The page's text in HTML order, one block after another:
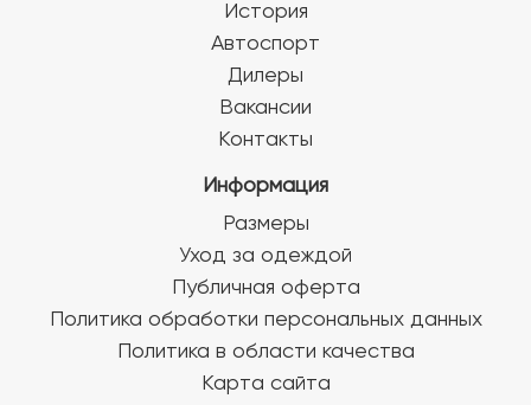
История
Автоспорт
Дилеры
Вакансии
Контакты
Информация
Размеры
Уход за одеждой
Публичная оферта
Политика обработки персональных данных
Политика в области качества
Карта сайта